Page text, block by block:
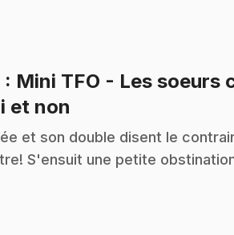
: Mini TFO - Les soeurs
et non
et son double disent le
S'ensuit une petite